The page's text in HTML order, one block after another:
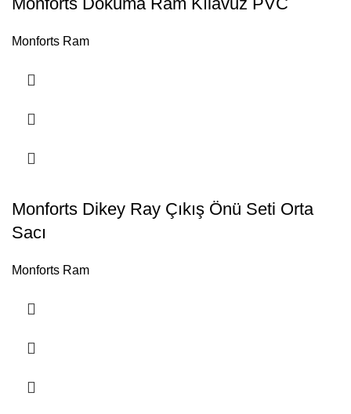
Monforts Ram
Monforts Dikey Ray Çıkış Önü Seti Orta
Sacı
Monforts Ram